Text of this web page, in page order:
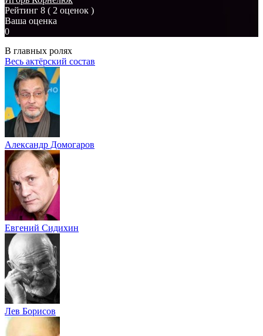
Рейтинг 8 ( 2 оценок )
Ваша оценка
0
В главных ролях
Весь актёрский состав
Александр Домогаров
Евгений Сидихин
Лев Борисов